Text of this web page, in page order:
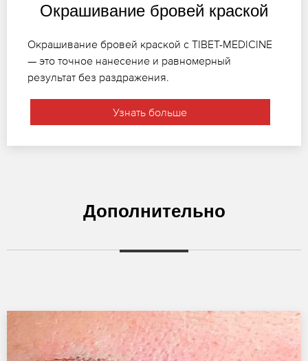
Окрашивание бровей краской
Окрашивание бровей краской с TIBET-MEDICINE
— это точное нанесение и равномерный
результат без раздражения.
Узнать больше
Дополнительно